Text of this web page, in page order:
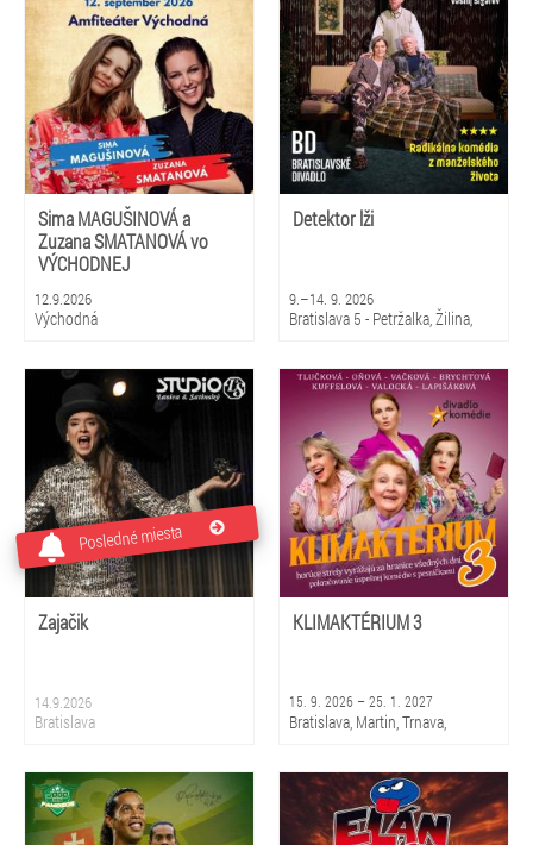
Sima MAGUŠINOVÁ a
Zuzana SMATANOVÁ vo
VÝCHODNEJ
12.9.2026
Východná
Detektor lži
9.–14. 9. 2026
Bratislava 5 - Petržalka, Žilina,
Posledné miesta
Zajačik
14.9.2026
Bratislava
KLIMAKTÉRIUM 3
15. 9. 2026 – 25. 1. 2027
Bratislava, Martin, Trnava,
Mikuláš, Košice, Prešov, Banská
Bystrica, Žilina